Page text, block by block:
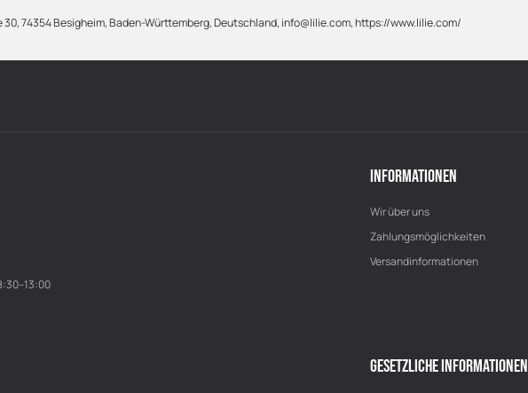
30, 74354 Besigheim, Baden-Württemberg, Deutschland, info@lilie.com, https://www.lilie.com/
INFORMATIONEN
Wir über uns
Zahlungsmöglichkeiten
Versandinformationen
GESETZLICHE INFORMATIONEN